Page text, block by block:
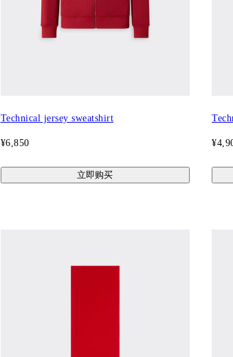
Technical jersey sweatshirt
¥6,850
立即购买